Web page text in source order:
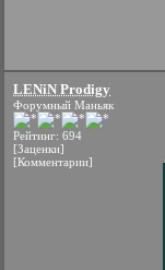
LENiN Prodigy
Форумный Маньяк
Рейтинг: 694
[Заценки]
[Комментарии]